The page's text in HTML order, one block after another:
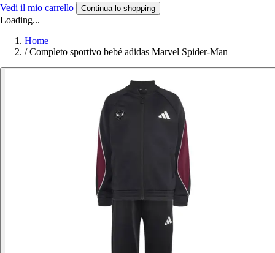
Vedi il mio carrello Continua lo shopping
Loading...
Home
/ Completo sportivo bebé adidas Marvel Spider-Man